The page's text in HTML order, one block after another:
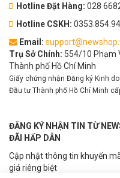
Hotline Đặt Hàng: 028
Hotline CSKH:
Email:
Trụ Sở Chính: 554/10 Phạm
Thành phố Hồ Chí Minh
Giấy chứng nhận Đăng ký Kinh
Đầu tư Thành phố Hồ Chí Minh
ĐĂNG KÝ NHẬN TIN TỪ
ĐÃI HẤP DẪN
Cập nhật thông tin khuyến
giá riêng biệt